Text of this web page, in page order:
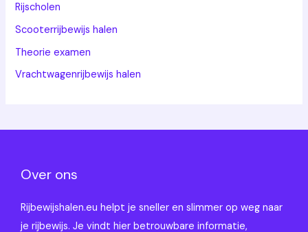
Rijscholen
Scooterrijbewijs halen
Theorie examen
Vrachtwagenrijbewijs halen
Over ons
Rijbewijshalen.eu helpt je sneller en slimmer op weg naar
je rijbewijs. Je vindt hier betrouwbare informatie,